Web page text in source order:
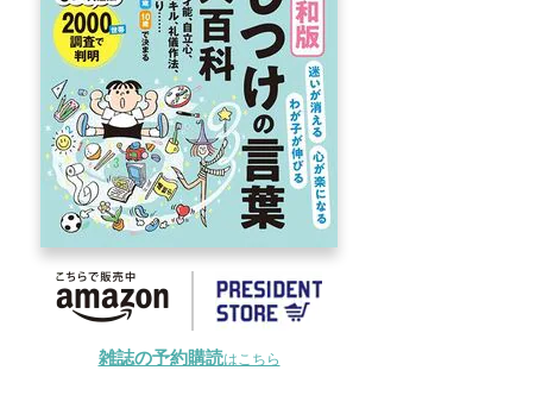
雑誌の予約購読はこちら